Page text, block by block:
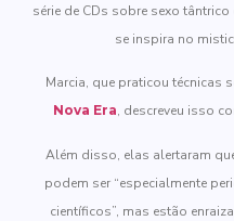
série de CDs sobre sexo
se inspira no
Marcia, que praticou técnicas
Nova Era, descreveu isso
Além disso, elas alertaram
podem ser “especialmente
científicos”, mas estão